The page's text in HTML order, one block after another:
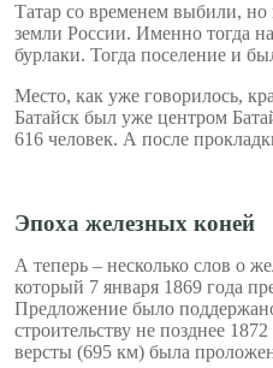
Татар со временем выбили,
земли России. Именно тогда
бурлаки. Тогда поселение и
Место, как уже говорилось,
Батайск был уже центром
616 человек. А после
Эпоха железных коней
А теперь – несколько слов о
который 7 января 1869 года
Предложение было
строительству не позднее
версты (695 км) была